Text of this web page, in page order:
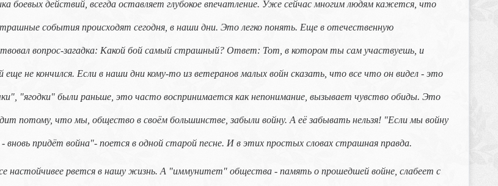
боевых действий, всегда оставляет глубокое впечатление. Уже сейчас многим людям кажется, что
события происходят сегодня, в наши дни. Это легко понять. Еще в отечественную
вопрос-загадка: Какой бой самый страшный? Ответ: Тот, в котором ты сам участвуешь, и
еще не кончился. Если в наши дни кому-то из ветеранов малых войн сказать, что все что он видел - это
"ягодки" были раньше, это часто воспринимается как непонимание, вызывает чувство обиды. Это
потому, что мы, общество в своём большинстве, забыли войну. А её забывать нельзя! "Если мы войну
- вновь придёт война"- поется в одной старой песне. И в этих простых словах страшная правда.
настойчивее рвется в нашу жизнь. А "иммунитет" общества - память о прошедшей войне, слабеет с